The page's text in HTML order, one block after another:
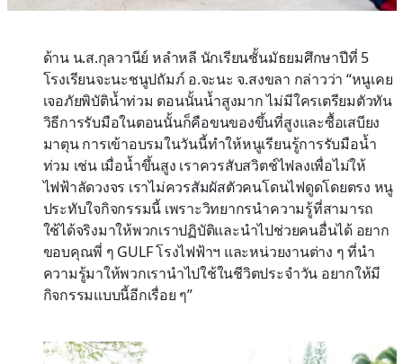
ด้าน น.ส.กุลวานีย์ หลำหลี นักเรียนชั้นมัธยมศึกษาปีที่ 5
โรงเรียนจะนะชนูปถัมภ์ อ.จะนะ จ.สงขลา กล่าวว่า “หนูเคย
เจอภัยพิบัติน้ำท่วม ตอนนั้นน้ำสูงมาก ไม่มีใครเตรียมตัวทัน
วิธีการรับมือในตอนนั้นก็คือขนของขึ้นที่สูงและซื้อเสบียง
มาตุน การเข้าอบรมในวันนี้ทำให้หนูเรียนรู้การรับมือน้ำ
ท่วม เช่น เมื่อน้ำขึ้นสูง เราควรสับสวิตช์ไฟลงเพื่อไม่ให้
ไฟฟ้าลัดวงจร เราไม่ควรสัมผัสตัวคนโดนไฟดูดโดยตรง หนู
ประทับใจกิจกรรมนี้ เพราะวิทยากรนำความรู้ที่สามารถ
ใช้ได้จริงมาให้พวกเราปฏิบัติและนำไปช่วยคนอื่นได้ อยาก
ขอบคุณพี่ ๆ GULF โรงไฟฟ้าฯ และหน่วยงานต่าง ๆ ที่นำ
ความรู้มาให้พวกเรานำไปใช้ในชีวิตประจำวัน อยากให้มี
กิจกรรมแบบนี้อีกเรื่อย ๆ”